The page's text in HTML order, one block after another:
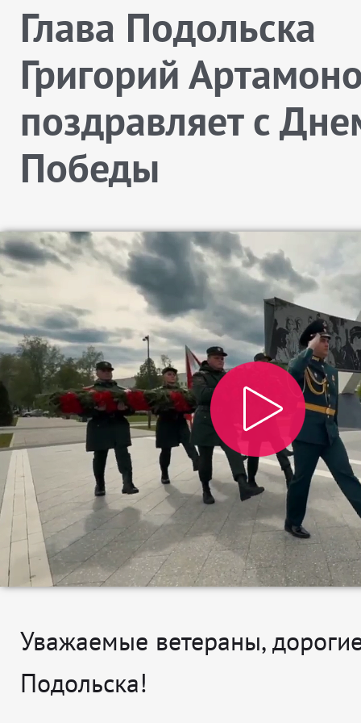
Глава Подольска
Григорий
поздравляет с
Победы
Уважаемые ветераны,
Подольска!